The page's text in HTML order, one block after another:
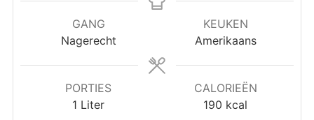
GANG
Nagerecht
KEUKEN
Amerikaans
PORTIES
1 Liter
CALORIEËN
190 kcal